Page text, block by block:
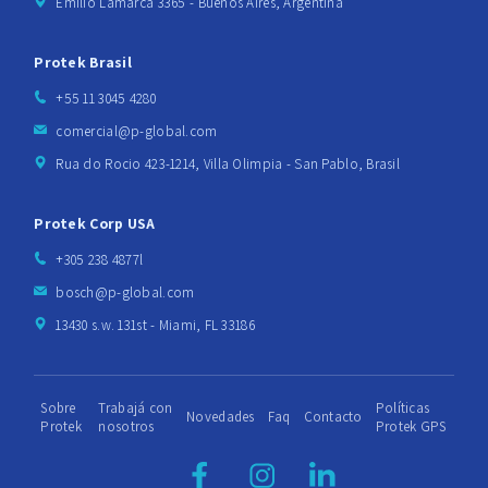
Protek Brasil
+55 11 3045 4280
comercial@p-global.com
Rua do Rocio 423-1214, Villa Olimpia - San Pablo, Brasil
Protek Corp USA
+305 238 4877l
bosch@p-global.com
13430 s.w. 131st - Miami, FL 33186
Sobre
Protek
Trabajá con
nosotros
Novedades Faq Contacto
Políticas
Protek GPS